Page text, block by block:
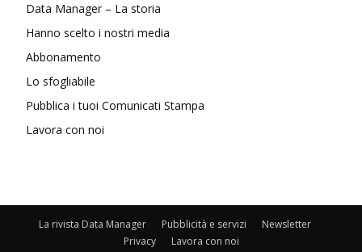
Data Manager – La storia
Hanno scelto i nostri media
Abbonamento
Lo sfogliabile
Pubblica i tuoi Comunicati Stampa
Lavora con noi
La rivista Data Manager Pubblicità e servizi
Newsletter
Privacy
Lavora con noi